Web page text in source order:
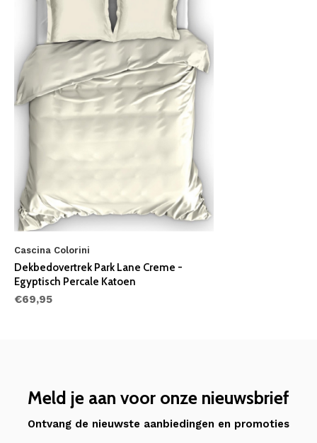
Cascina Colorini
Dekbedovertrek Park Lane Creme -
Egyptisch Percale Katoen
€69,95
Meld je aan voor onze nieuwsbrief
Ontvang de nieuwste aanbiedingen en promoties